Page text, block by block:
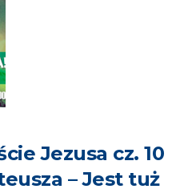
Jezusa cz. 10
– Jest tuż